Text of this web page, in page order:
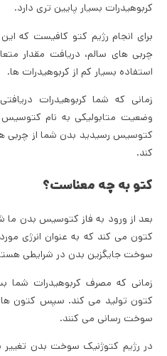
کربوهیدرات بسیار پایین تری دارد.
برای انجام رژیم کتو کافیست که
چربی های سالم، دریافت مقدار
استفاده بسیار کم از کربوهیدرات ها.
زمانی که شما کربوهیدرات
وضعیت متابولیکی به نام
کتوسیس رسیدید بدن شما از چربی
کند.
کتو به چه معناست؟
بعد از ورود به فاز کتوسیس بدن ما
کتون می کند که به عنوان انرژی
سوخت جایگزین بدن در شرایطی
زمانی که مصرف کربوهیدرات شما
کتون تولید می کند. سپس کتون ها
سوخت رسانی می کنند.
در رژیم کتوژنیک سوخت بدن تغییر